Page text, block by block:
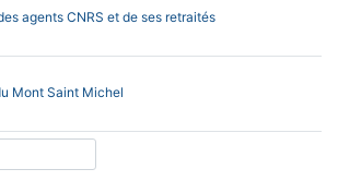
agents CNRS et de ses retraités
Mont Saint Michel